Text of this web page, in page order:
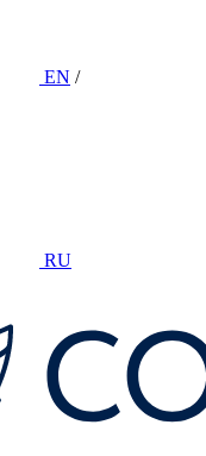
EN /
RU